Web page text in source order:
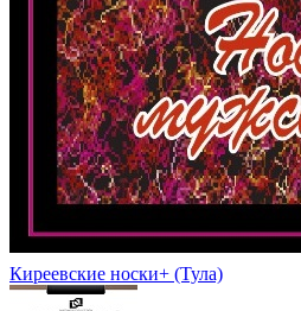
Киреевские носки+ (Тула)